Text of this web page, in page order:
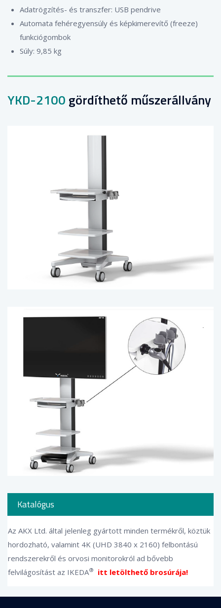
Adatrögzítés- és transzfer: USB pendrive
Automata fehéregyensúly és képkimerevítő (freeze)
funkciógombok
Súly: 9,85 kg
YKD-2100 gördíthető műszerállvány
Katalógus
Az AKX Ltd. által jelenleg gyártott minden termékről, köztük
hordozható, valamint 4K (UHD 3840 x 2160) felbontású
rendszerekről és orvosi monitorokról ad bővebb
felvilágosítást az IKEDA® itt letölthető brosúrája!